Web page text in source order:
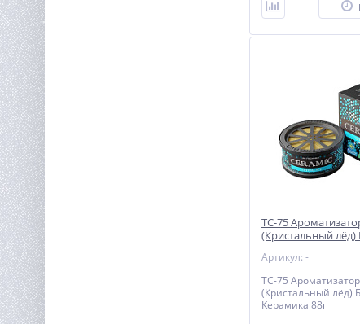
TC-75
(Кристальный лёд)
Артикул: -
TC-75
(Кристальный лёд)
Керамика 88г